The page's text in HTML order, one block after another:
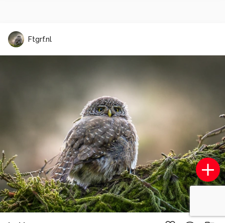
Ftgrf.nl